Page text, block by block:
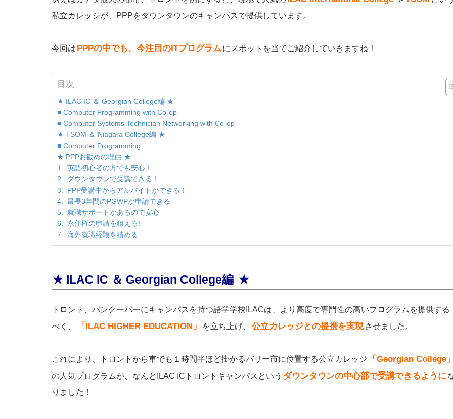
私立カレッジが、PPPをダウンタウンのキャンパスで提供しています。
今回は PPPの中でも、今注目のITプログラムにスポットを当てご紹介していきますね！
目次
★ ILAC IC ＆ Georgian College編 ★
■ Computer Programming with Co-op
■ Computer Systems Technician Networking with Co-op
★ TSOM ＆ Niagara College編 ★
■ Computer Programming
★ PPPお勧めの理由 ★
1. 英語初心者の方でも安心！
2. ダウンタウンで受講できる！
3. PPP受講中からアルバイトができる！
4. 最長3年間のPGWPが申請できる
5. 就職サポートがあるので安心
6. 永住権の申請を狙える!
7. 海外就職経験を積める
★ ILAC IC ＆ Georgian College編 ★
トロント、バンクーバーにキャンパスを持つ語学学校ILACは、より高度で専門性の高いプログラムを提供する
べく、
「ILAC HIGHER EDUCATION」 を立ち上げ、 公立カレッジとの提携を実現 させました。
これにより、トロントから車でも１時間半ほど掛かるバリー市に位置する公立カレッジ 「Georgian College
の人気プログラムが、なんとILAC ICトロントキャンパスという ダウンタウンの中心部で受講できるように
りました！